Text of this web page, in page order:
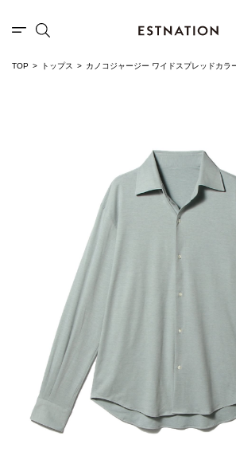
TOP トップス カノコジャージー ワイドスプレッドカラ